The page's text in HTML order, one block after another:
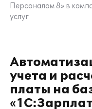
Персоналом 8» в
услуг
учета и
платы на